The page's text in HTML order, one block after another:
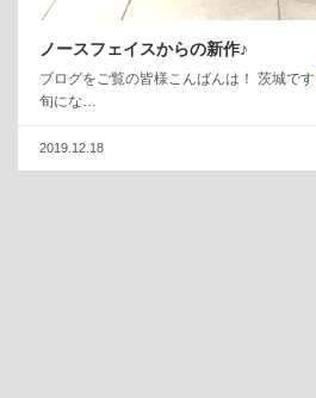
ノースフェイスからの新作♪
ブログをご覧の皆様こんばんは！ 茨城です
旬にな…
2019.12.18